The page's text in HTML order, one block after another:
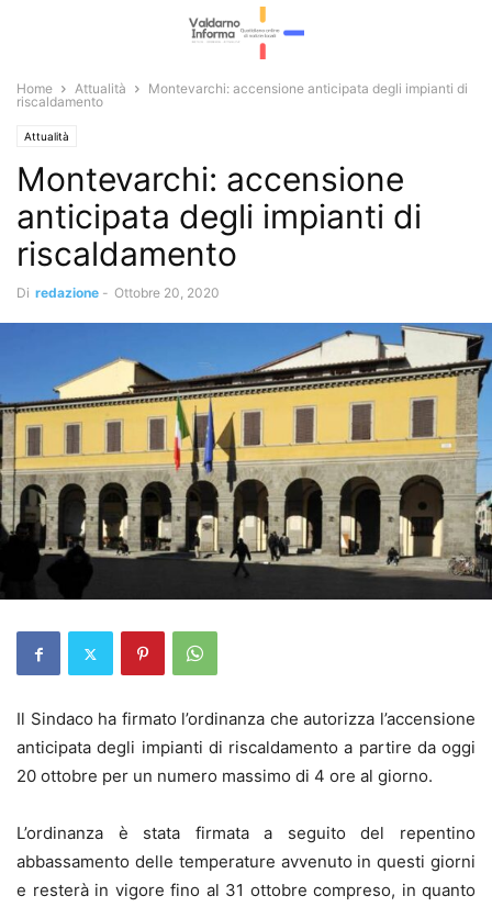
Home Attualità
Montevarchi: accensione anticipata degli impianti di
riscaldamento
Attualità
Montevarchi: accensione
anticipata degli impianti di
riscaldamento
Di redazione - Ottobre 20, 2020
Il Sindaco ha firmato l’ordinanza che autorizza l’accensione
anticipata degli impianti di riscaldamento a partire da oggi
20 ottobre per un numero massimo di 4 ore al giorno.
L’ordinanza è stata firmata a seguito del repentino
abbassamento delle temperature avvenuto in questi giorni
e resterà in vigore fino al 31 ottobre compreso, in quanto